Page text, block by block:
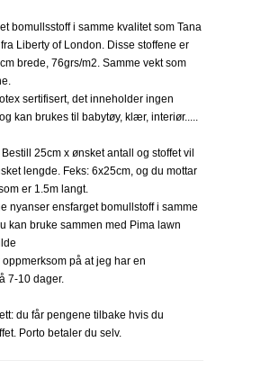
bomullsstoff i samme kvalitet som Tana
Liberty of London. Disse stoffene er
brede, 76grs/m2. Samme vekt som
sertifisert, det inneholder ingen
kan brukes til babytøy, klær, interiør.....
Bestill 25cm x ønsket antall og stoffet vil
lengde. Feks: 6x25cm, og du mottar
er 1.5m langt.
nyanser ensfarget bomullstoff i samme
kan bruke sammen med Pima lawn
på at jeg har en
7-10 dager.
du får pengene tilbake hvis du
Porto betaler du selv.